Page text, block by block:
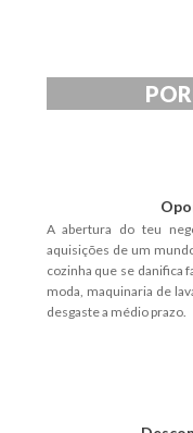
A abertura do teu
aquisições de um
cozinha que se danifica
moda, maquinaria de
desgaste a médio prazo.